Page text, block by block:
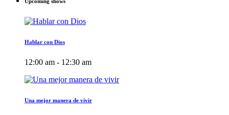
Hablar con Dios
12:00 am - 12:30 am
Una mejor manera de vivir